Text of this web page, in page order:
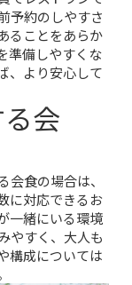
予約のしやすさ
ることをあらか
準備しやすくな
、より安心して
会
食の場合は、
に対応できるお
一緒にいる環境
やすく、大人も
構成については